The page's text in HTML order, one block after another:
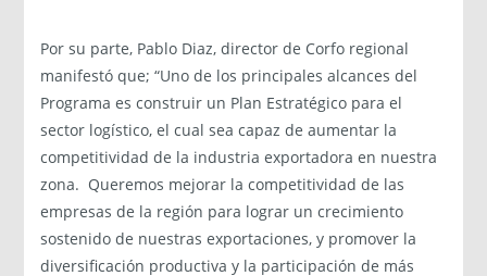
Por su parte, Pablo Diaz, director de Corfo regional
manifestó que; “Uno de los principales alcances del
Programa es construir un Plan Estratégico para el
sector logístico, el cual sea capaz de aumentar la
competitividad de la industria exportadora en nuestra
zona. Queremos mejorar la competitividad de las
empresas de la región para lograr un crecimiento
sostenido de nuestras exportaciones, y promover la
diversificación productiva y la participación de más